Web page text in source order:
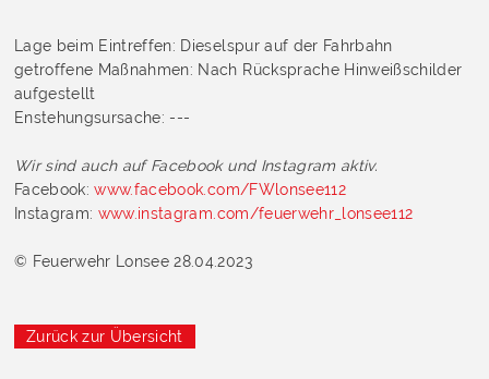
Lage beim Eintreffen: Dieselspur auf der Fahrbahn
getroffene Maßnahmen: Nach Rücksprache Hinweißschilder
aufgestellt
Enstehungsursache: ---
Wir sind auch auf Facebook und Instagram aktiv.
Facebook:www.facebook.com/FWlonsee112
Instagram: www.instagram.com/feuerwehr_lonsee112
© Feuerwehr Lonsee 28.04.2023
Zurück zur Übersicht